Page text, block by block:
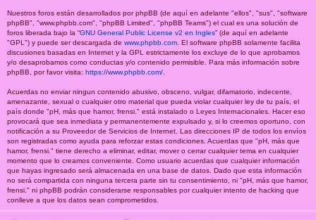
Nuestros foros están desarrollados por phpBB (de aquí en adelante "ellos", "sus", "software
phpBB", "www.phpbb.com", "phpBB Limited", "phpBB Teams") el cual es una solución de
foros liberada bajo la “GNU General Public License v2 en Ingles” (de aquí en adelante
"GPL") y puede ser descargada de www.phpbb.com . El software phpBB solamente facilita
discusiones basadas en Internet y la GPL estrictamente los excluye de lo que aprobamos
y/o desaprobamos como conductas y/o contenido permisible. Para más información sobre
phpBB, por favor visita: https://www.phpbb.com/
Acuerdas no enviar ningun contenido abusivo, obsceno, vulgar, difamatorio, indecente,
amenazante, sexual o cualquier otro material que pueda violar cualquier ley de tu país, el
país donde "pH, más que hamor, frensi." está instalado o Leyes Internacionales. Hacer eso
provocará que sea inmediata y permanentemente expulsado y, si lo creemos oportuno, con
notificación a su Proveedor de Servicios de Internet. Las direcciones IP de todos los envíos
son registradas como ayuda para reforzar estas condiciones. Acuerdas que "pH, más que
hamor, frensi." tiene derecho a eliminar, editar, mover o cerrar cualquier tema en cualquier
momento que lo creamos conveniente. Como usuario acuerdas que cualquier información
que hayas ingresado será almacenada en una base de datos. Dado que esta información
no será compartida con ninguna tercera parte sin tu consentimiento, ni "pH, más que hamor,
frensi." ni phpBB podrán considerarse responsables por cualquier intento de hacking que
conlleve a que los datos sean comprometidos.